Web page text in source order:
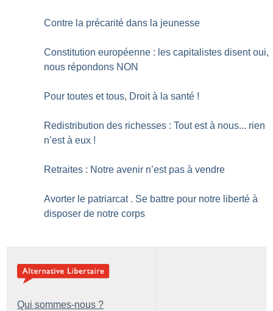
Contre la précarité dans la jeunesse
Constitution européenne : les capitalistes disent oui,
nous répondons NON
Pour toutes et tous, Droit à la santé !
Redistribution des richesses : Tout est à nous... rien
n’est à eux !
Retraites : Notre avenir n’est pas à vendre
Avorter le patriarcat . Se battre pour notre liberté à
disposer de notre corps
Qui sommes-nous ?